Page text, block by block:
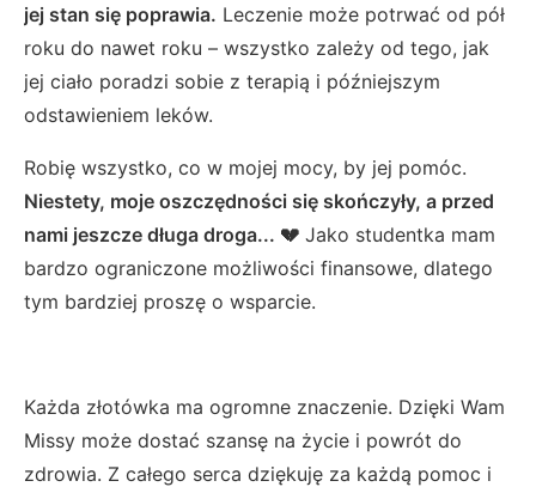
jej stan się poprawia. Leczenie może potrwać od pół
roku do nawet roku – wszystko zależy od tego, jak
jej ciało poradzi sobie z terapią i późniejszym
odstawieniem leków.
Robię wszystko, co w mojej mocy, by jej pomóc.
Niestety, moje oszczędności się skończyły, a przed
nami jeszcze długa droga... 💔 Jako studentka mam
bardzo ograniczone możliwości finansowe, dlatego
tym bardziej proszę o wsparcie.
Każda złotówka ma ogromne znaczenie. Dzięki Wam
Missy może dostać szansę na życie i powrót do
zdrowia. Z całego serca dziękuję za każdą pomoc i